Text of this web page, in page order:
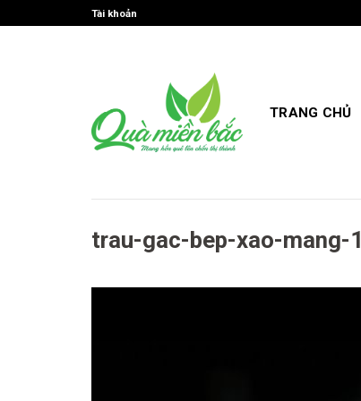
to
Tài khoản
TRANG CHỦ
trau-gac-bep-xao-mang-1